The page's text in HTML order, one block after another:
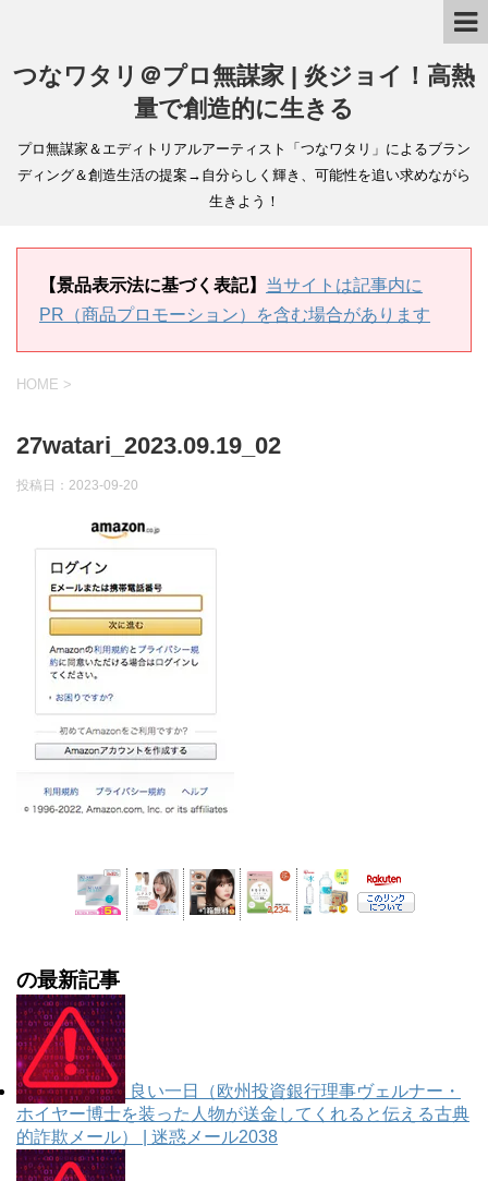
つなワタリ＠プロ無謀家 | 炎ジョイ！高熱
量で創造的に生きる
プロ無謀家＆エディトリアルアーティスト「つなワタリ」によるブラン
ディング＆創造生活の提案→自分らしく輝き、可能性を追い求めながら
生きよう！
【景品表示法に基づく表記】 当サイトは記事内に
PR（商品プロモーション）を含む場合があります
HOME >
27watari_2023.09.19_02
投稿日： 2023-09-20
の最新記事
良い一日（欧州投資銀行理事ヴェルナー・
ホイヤー博士を装った人物が送金してくれると伝える古典
的詐欺メール） | 迷惑メール2038